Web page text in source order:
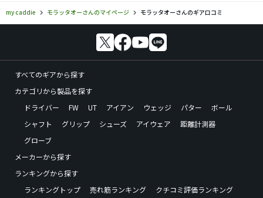
my caddie モラッタオーさんのマイページ モラッタオーさんのギア口コミ
すべてのギアから探す
カテゴリから製品を探す
ドライバー
FW UT アイアン ウェッジ パター
ボール
シャフト
グリップ シューズ アイウェア
距離計測器
グローブ
メーカーから探す
ランキングから探す
ランキングトップ
売れ筋ランキング
クチコミ評価ランキング